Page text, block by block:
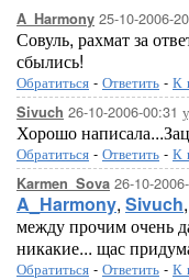
A_Harmony 25-10-2006-
Совуль, рахмат за
сбылись!
Обратиться - Ответить - К
Sivuch 26-10-2006-00:31
Хорошо
Обратиться - Ответить - К
Karmen_Sova 26-10-
A_Harmony, Sivuch
между прочим очень
никакие... щас
Обратиться - Ответить - К